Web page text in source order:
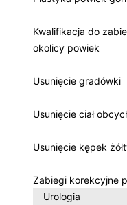
Kwalifikacja do
okolicy powiek
Usunięcie gradówki
Usunięcie ciał
Usunięcie kępek
Zabiegi korekcyjne
Urologia